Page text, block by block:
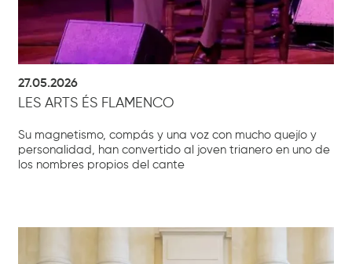
27.05.2026
LES ARTS ÉS FLAMENCO
Su magnetismo, compás y una voz con mucho quejío y
personalidad, han convertido al joven trianero en uno de
los nombres propios del cante